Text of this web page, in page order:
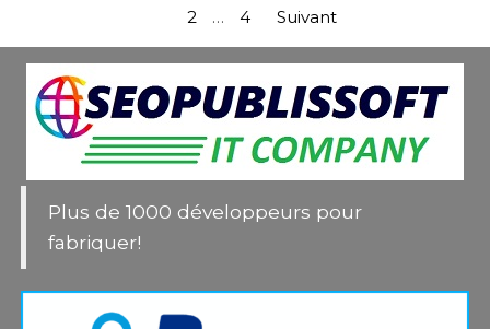
Pagination
des
publications
2 … 4 Suivant
Plus de 1000 développeurs pour
fabriquer!